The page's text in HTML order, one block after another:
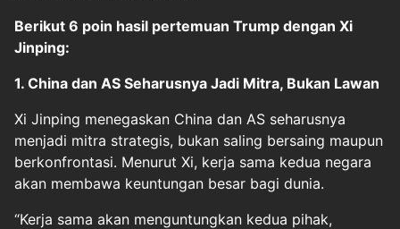
Berikut 6 poin hasil pertemuan Trump dengan Xi
Jinping:
1. China dan AS Seharusnya Jadi Mitra, Bukan Lawan
Xi Jinping menegaskan China dan AS seharusnya
menjadi mitra strategis, bukan saling bersaing maupun
berkonfrontasi. Menurut Xi, kerja sama kedua negara
akan membawa keuntungan besar bagi dunia.
“Kerja sama akan menguntungkan kedua pihak,